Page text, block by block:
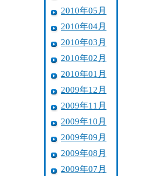
2010年05月
2010年04月
2010年03月
2010年02月
2010年01月
2009年12月
2009年11月
2009年10月
2009年09月
2009年08月
2009年07月